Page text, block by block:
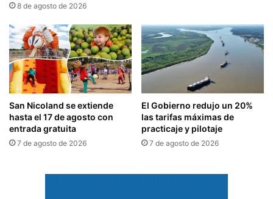
8 de agosto de 2026
San Nicoland se extiende
hasta el 17 de agosto con
entrada gratuita
7 de agosto de 2026
El Gobierno redujo un 20%
las tarifas máximas de
practicaje y pilotaje
7 de agosto de 2026